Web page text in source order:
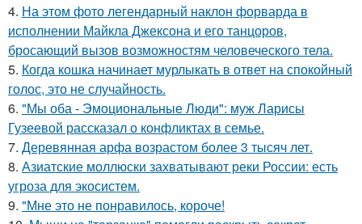
4. На этом фото легендарный наклон форварда в
исполнении Майкла Джексона и его танцоров,
бросающий вызов возможностям человеческого тела.
5. Когда кошка начинает мурлыкать в ответ на спокойный
голос, это не случайность.
6. "Мы оба - Эмоциональные Люди": муж Ларисы
Гузеевой рассказал о конфликтах в семье.
7. Деревянная арфа возрастом более 3 тысяч лет.
8. Азиатские моллюски захватывают реки России: есть
угроза для экосистем.
9. "Мне это не понравилось, короче!